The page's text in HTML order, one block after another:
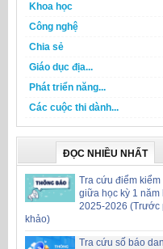
Khoa học
Công nghệ
Chia sẻ
Giáo dục địa...
Phát triển năng...
Các cuộc thi dành...
ĐỌC NHIỀU NHẤT
Tra cứu điểm kiểm
giữa học kỳ 1 năm
2025-2026 (Trước
khảo)
Tra cứu số báo